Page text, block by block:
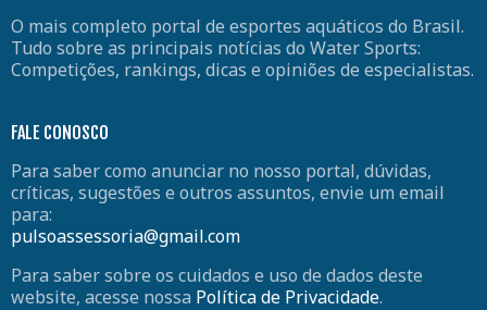
O mais completo portal de esportes aquáticos do Brasil.
Tudo sobre as principais notícias do Water Sports:
Competições, rankings, dicas e opiniões de especialistas.
FALE CONOSCO
Para saber como anunciar no nosso portal, dúvidas,
críticas, sugestões e outros assuntos, envie um email
para:
pulsoassessoria@gmail.com
Para saber sobre os cuidados e uso de dados deste
website, acesse nossa Política de Privacidade.